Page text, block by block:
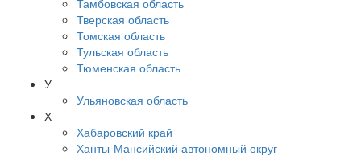
Тамбовская область
Тверская область
Томская область
Тульская область
Тюменская область
У
Ульяновская область
Х
Хабаровский край
Ханты-Мансийский автономный округ